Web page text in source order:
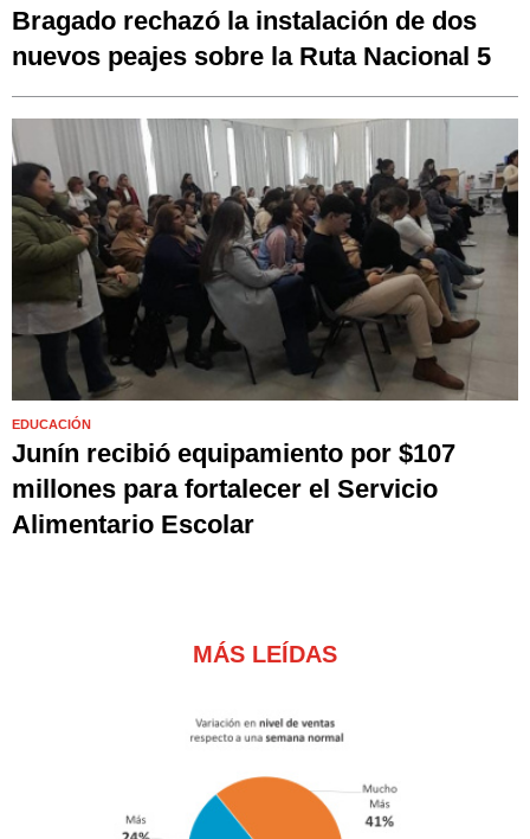
Bragado rechazó la instalación de dos
nuevos peajes sobre la Ruta Nacional 5
EDUCACIÓN
Junín recibió equipamiento por $107
millones para fortalecer el Servicio
Alimentario Escolar
MÁS LEÍDAS